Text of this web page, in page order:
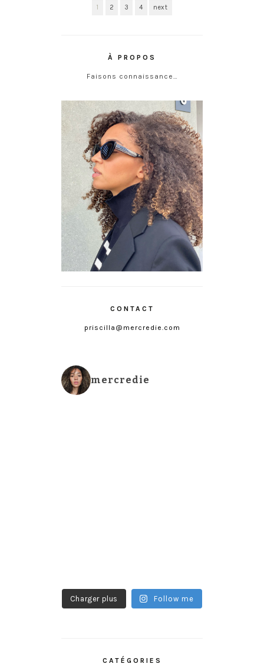
1 2 3 4 next
À PROPOS
Faisons connaissance…
CONTACT
priscilla@mercredie.com
mercredie
Charger plus Follow me
CATÉGORIES